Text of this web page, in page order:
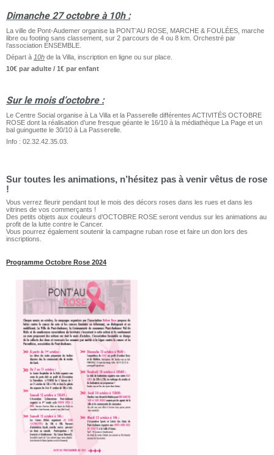
Dimanche 27 octobre à 10h :
La ville de Pont-Audemer organise la PONT’AU ROSE, MARCHE & FOULÉES, marche
libre ou footing sans classement, sur 2 parcours de 4 ou 8 km. Orchestré par
l’association ENSEMBLE.
Départ à 10h de la Villa, inscription en ligne ou sur place.
10€ par adulte / 1€ par enfant
Sur le mois d’octobre :
Le Centre Social organise à La Villa et la Passerelle différentes ACTIVITÉS OCTOBRE
ROSE dont la réalisation d’une fresque géante le 16/10 à la médiathèque La Page et un
bal guinguette le 30/10 à La Passerelle.
Info : 02.32.42.35.03.
Sur toutes les animations, n’hésitez pas à venir vêtus de rose
!
Vous verrez fleurir pendant tout le mois des décors roses dans les rues et dans les
vitrines de vos commerçants !
Des petits objets aux couleurs d’OCTOBRE ROSE seront vendus sur les animations au
profit de la lutte contre le Cancer.
Vous pourrez également soutenir la campagne ruban rose et faire un don lors des
inscriptions.
Programme Octobre Rose 2024